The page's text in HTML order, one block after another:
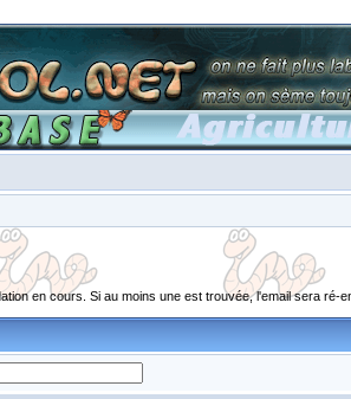
en cours. Si au moins une est trouvée, l'email sera